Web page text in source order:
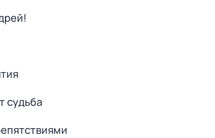
судьба